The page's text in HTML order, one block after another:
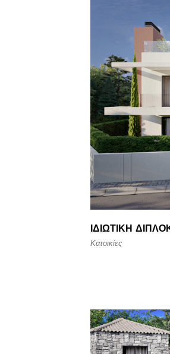
ΙΔΙΩΤΙΚΉ
Κατοικίες